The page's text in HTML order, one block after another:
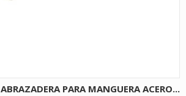
ABRAZADERA PARA MANGUERA ACERO...